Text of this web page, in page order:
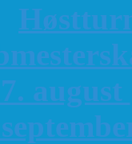
august